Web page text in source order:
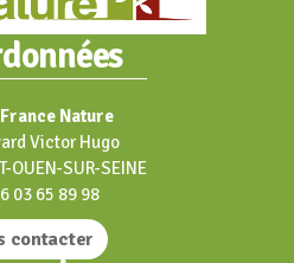
Nature
Victor Hugo
OUEN-SUR-SEINE
03 65 89 98
contacter